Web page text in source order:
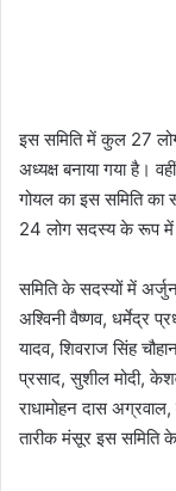
इस समिति में कुल 27 लोग
अध्यक्ष बनाया गया है।
गोयल का इस समिति
24 लोग सदस्य के रूप में
समिति के सदस्यों में
अश्विनी वैष्णव, धर्मेद्र
यादव, शिवराज सिंह
प्रसाद, सुशील मोदी,
राधामोहन दास
तारीक मंसूर इस समिति